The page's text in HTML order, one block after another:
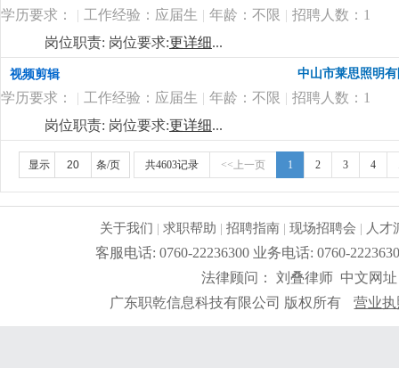
学历要求： | 工作经验：应届生 | 年龄：不限 | 招聘人数：1
岗位职责: 岗位要求:更详细...
视频剪辑 中山市莱思照明
学历要求： | 工作经验：应届生 | 年龄：不限 | 招聘人数：1
岗位职责: 岗位要求:更详细...
显示 条/页 共4603记录 <<上一页 1 2 3 4
关于我们 |求职帮助 |招聘指南 |现场招聘会 | 人才
客服电话: 0760-22236300 业务电话: 0760-
法律顾问： 刘叠律师 中文网
广东职乾信息科技有限公司 版权所有
营业